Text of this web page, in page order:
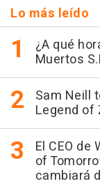
Lo más leído
¿A qué
Muertos
Sam Neill
Legend of
El CEO de
of
cambiará